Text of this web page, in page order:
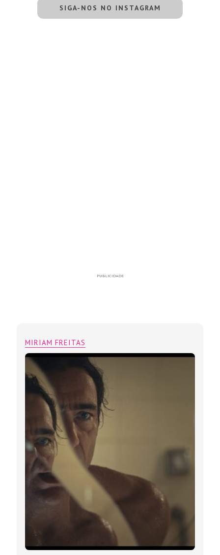
SIGA-NOS NO INSTAGRAM
PUBLICIDADE
MIRIAM FREITAS